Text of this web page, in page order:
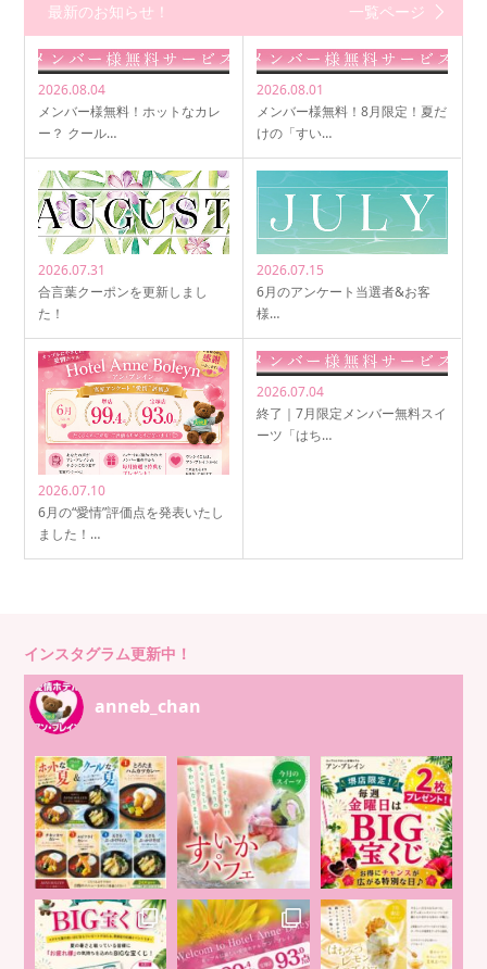
最新のお知らせ！ 一覧ページ
2026.08.04
メンバー様無料！ホットなカレ
ー？ クール…
2026.08.01
メンバー様無料！8月限定！夏だ
けの「すい…
2026.07.31
合言葉クーポンを更新しまし
た！
2026.07.15
6月のアンケート当選者&お客
様…
2026.07.10
6月の“愛情”評価点を発表いたし
ました！…
2026.07.04
終了｜7月限定メンバー無料スイ
ーツ「はち…
インスタグラム更新中！
anneb_chan